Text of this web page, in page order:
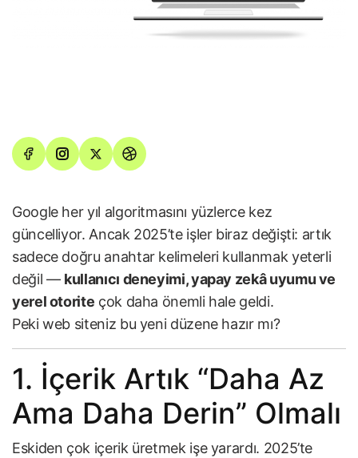
Google her yıl algoritmasını yüzlerce kez
güncelliyor. Ancak 2025’te işler biraz değişti: artık
sadece doğru anahtar kelimeleri kullanmak yeterli
değil — kullanıcı deneyimi, yapay zekâ uyumu ve
yerel otorite çok daha önemli hale geldi.
Peki web siteniz bu yeni düzene hazır mı?
1. İçerik Artık “Daha Az
Ama Daha Derin” Olmalı
Eskiden çok içerik üretmek işe yarardı. 2025’te